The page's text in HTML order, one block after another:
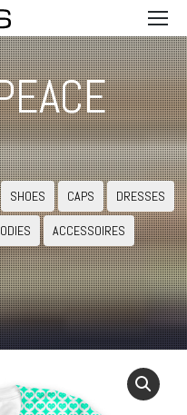
SHOES CAPS DRESSES
ACCESSOIRES